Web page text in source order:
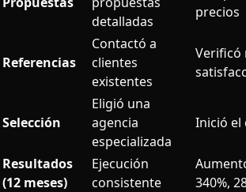
detalladas
precios
Referencias
Contactó a
clientes
existentes
Verificó
Selección
Eligió una
agencia
especializada
Inició el
Resultados
(12 meses)
Ejecución
consistente
340%,